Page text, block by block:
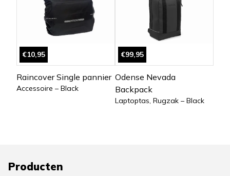
€10,95
Raincover Single pannier
Accessoire – Black
€99,95
Odense Nevada
Backpack
Laptoptas, Rugzak – Black
Producten